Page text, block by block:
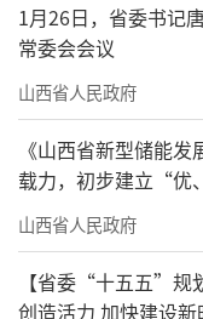
1月26日，省委书记
常委会会议
山西省人民政府
《山西省新型储能
载力，初步建立“优
山西省人民政府
【省委“十五五”规
创造活力 加快建设